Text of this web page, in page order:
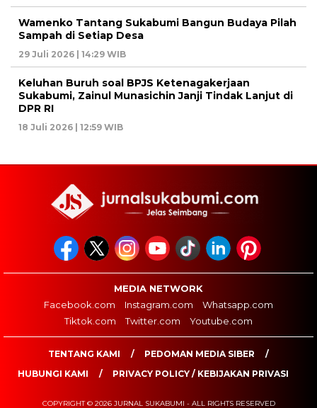
Wamenko Tantang Sukabumi Bangun Budaya Pilah
Sampah di Setiap Desa
29 Juli 2026 | 14:29 WIB
Keluhan Buruh soal BPJS Ketenagakerjaan
Sukabumi, Zainul Munasichin Janji Tindak Lanjut di
DPR RI
18 Juli 2026 | 12:59 WIB
MEDIA NETWORK
Facebook.com
Instagram.com
Whatsapp.com
Tiktok.com
Twitter.com Youtube.com
TENTANG KAMI
PEDOMAN MEDIA SIBER
HUBUNGI KAMI
PRIVACY POLICY / KEBIJAKAN PRIVASI
COPYRIGHT © 2026 JURNAL SUKABUMI - ALL RIGHTS RESERVED